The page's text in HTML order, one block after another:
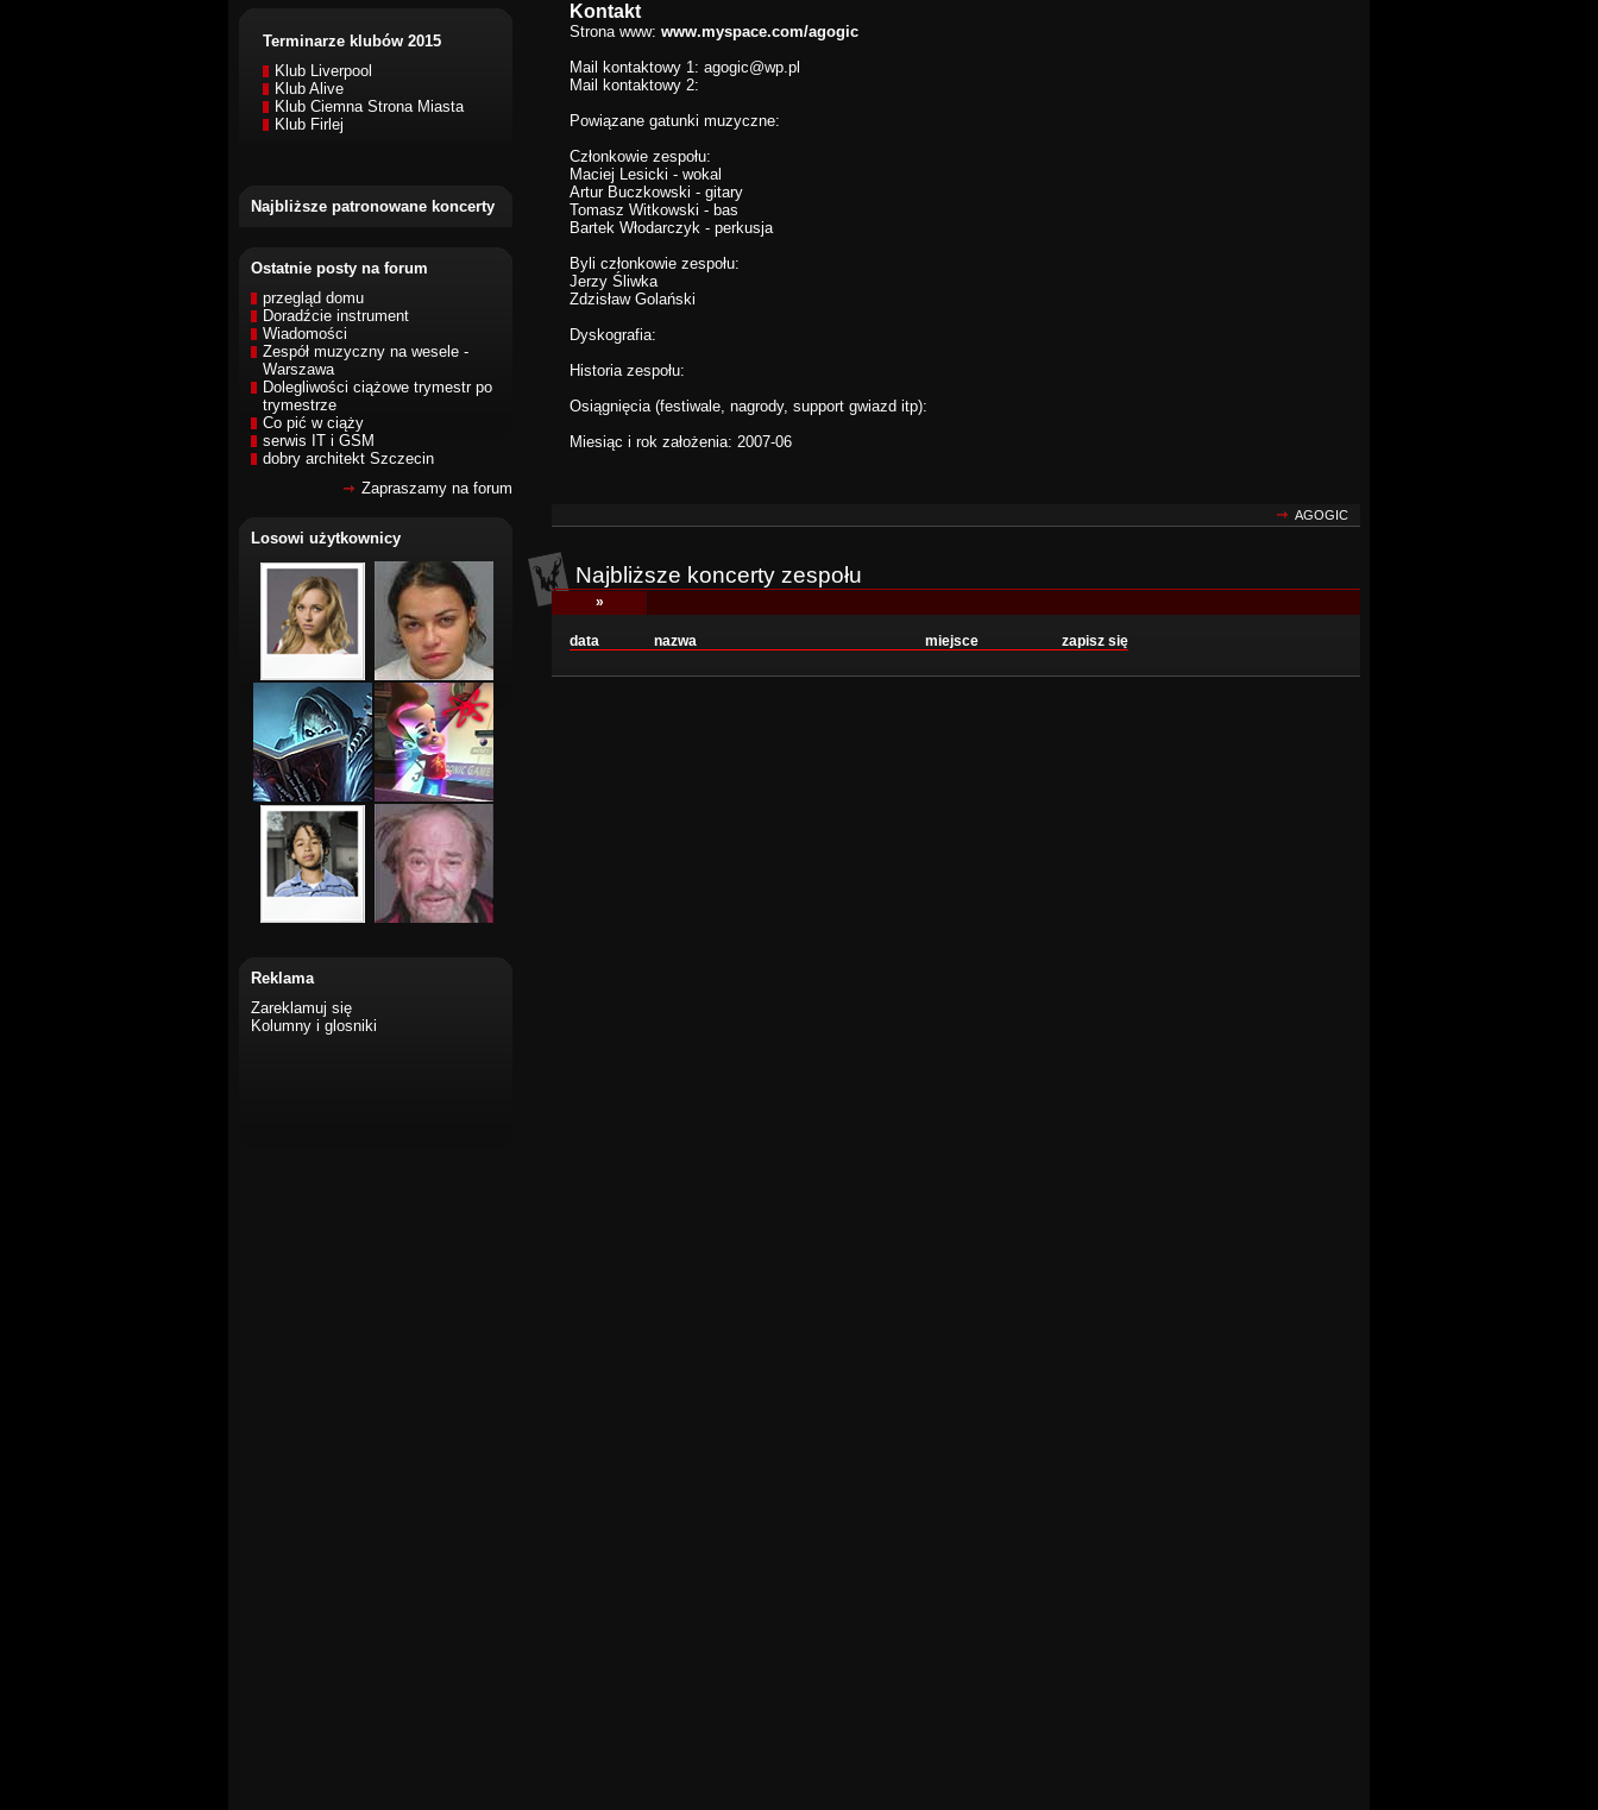
Terminarze klubów 2015
Klub Liverpool
Klub Alive
Klub Ciemna Strona Miasta
Klub Firlej
Najbliższe patronowane koncerty
Ostatnie posty na forum
przegląd domu
Doradźcie instrument
Wiadomości
Zespół muzyczny na wesele -
Warszawa
Dolegliwości ciążowe trymestr po
trymestrze
Co pić w ciąży
serwis IT i GSM
dobry architekt Szczecin
Zapraszamy na forum
Losowi użytkownicy
Reklama
Zareklamuj się
Kolumny i glosniki
Kontakt
Strona www: www.myspace.com/agogic
Mail kontaktowy 1: agogic@wp.pl
Mail kontaktowy 2:
Powiązane gatunki muzyczne:
Członkowie zespołu:
Maciej Lesicki - wokal
Artur Buczkowski - gitary
Tomasz Witkowski - bas
Bartek Włodarczyk - perkusja
Byli członkowie zespołu:
Jerzy Śliwka
Zdzisław Golański
Dyskografia:
Historia zespołu:
Osiągnięcia (festiwale, nagrody, support gwiazd itp):
Miesiąc i rok założenia: 2007-06
AGOGIC
Najbliższe koncerty zespołu
»
data nazwa miejsce zapisz się